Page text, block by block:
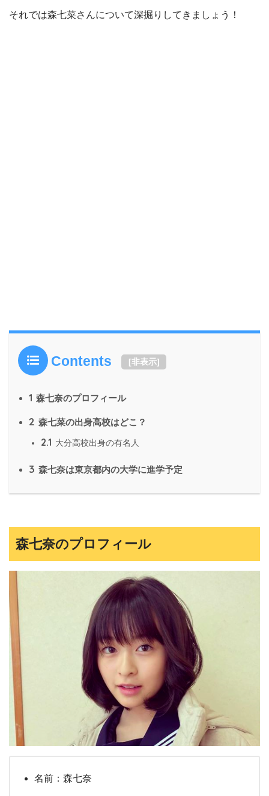
それでは森七菜さんについて深掘りしてきましょう！
Contents [非表示]
1 森七奈のプロフィール
2 森七菜の出身高校はどこ？
2.1 大分高校出身の有名人
3 森七奈は東京都内の大学に進学予定
森七奈のプロフィール
名前：森七奈